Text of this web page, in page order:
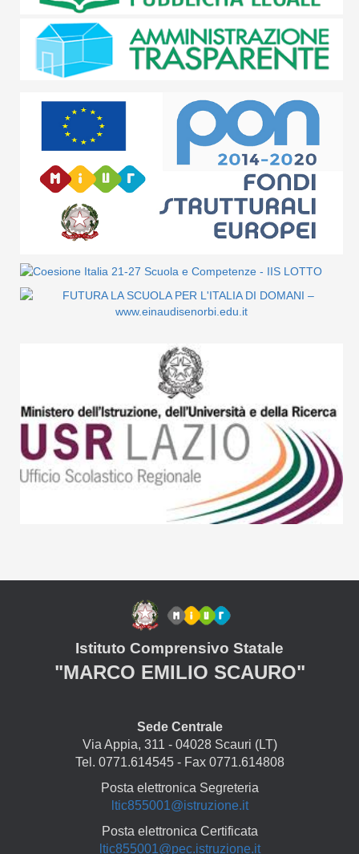
Istituto Comprensivo Statale
"MARCO EMILIO SCAURO"
Sede Centrale
Via Appia, 311 - 04028 Scauri (LT)
Tel. 0771.614545 - Fax 0771.614808
Posta elettronica Segreteria
ltic855001@istruzione.it
Posta elettronica Certificata
ltic855001@pec.istruzione.it